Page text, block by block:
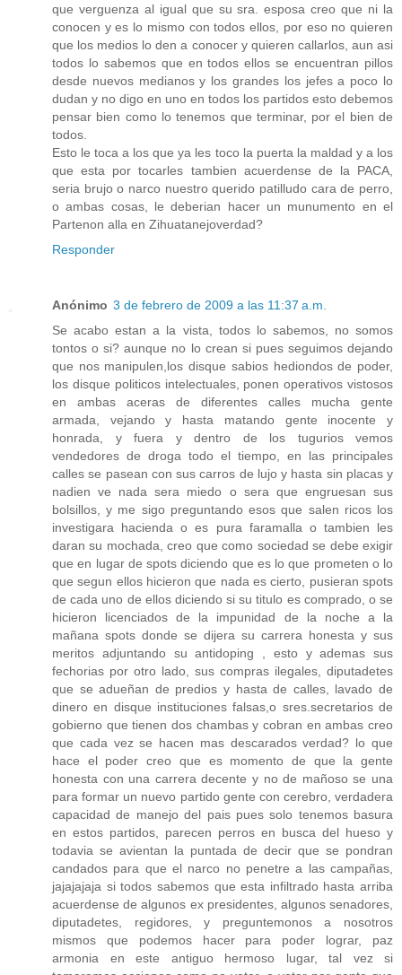
que verguenza al igual que su sra. esposa creo que ni la
conocen y es lo mismo con todos ellos, por eso no quieren
que los medios lo den a conocer y quieren callarlos, aun asi
todos lo sabemos que en todos ellos se encuentran pillos
desde nuevos medianos y los grandes los jefes a poco lo
dudan y no digo en uno en todos los partidos esto debemos
pensar bien como lo tenemos que terminar, por el bien de
todos.
Esto le toca a los que ya les toco la puerta la maldad y a los
que esta por tocarles tambien acuerdense de la PACA,
seria brujo o narco nuestro querido patilludo cara de perro,
o ambas cosas, le deberian hacer un munumento en el
Partenon alla en Zihuatanejoverdad?
Responder
Anónimo 3 de febrero de 2009 a las 11:37 a.m.
Se acabo estan a la vista, todos lo sabemos, no somos
tontos o si? aunque no lo crean si pues seguimos dejando
que nos manipulen,los disque sabios hediondos de poder,
los disque politicos intelectuales, ponen operativos vistosos
en ambas aceras de diferentes calles mucha gente
armada, vejando y hasta matando gente inocente y
honrada, y fuera y dentro de los tugurios vemos
vendedores de droga todo el tiempo, en las principales
calles se pasean con sus carros de lujo y hasta sin placas y
nadien ve nada sera miedo o sera que engruesan sus
bolsillos, y me sigo preguntando esos que salen ricos los
investigara hacienda o es pura faramalla o tambien les
daran su mochada, creo que como sociedad se debe exigir
que en lugar de spots diciendo que es lo que prometen o lo
que segun ellos hicieron que nada es cierto, pusieran spots
de cada uno de ellos diciendo si su titulo es comprado, o se
hicieron licenciados de la impunidad de la noche a la
mañana spots donde se dijera su carrera honesta y sus
meritos adjuntando su antidoping , esto y ademas sus
fechorias por otro lado, sus compras ilegales, diputadetes
que se adueñan de predios y hasta de calles, lavado de
dinero en disque instituciones falsas,o sres.secretarios de
gobierno que tienen dos chambas y cobran en ambas creo
que cada vez se hacen mas descarados verdad? lo que
hace el poder creo que es momento de que la gente
honesta con una carrera decente y no de mañoso se una
para formar un nuevo partido gente con cerebro, verdadera
capacidad de manejo del pais pues solo tenemos basura
en estos partidos, parecen perros en busca del hueso y
todavia se avientan la puntada de decir que se pondran
candados para que el narco no penetre a las campañas,
jajajajaja si todos sabemos que esta infiltrado hasta arriba
acuerdense de algunos ex presidentes, algunos senadores,
diputadetes, regidores, y preguntemonos a nosotros
mismos que podemos hacer para poder lograr, paz
armonia en este antiguo hermoso lugar, tal vez si